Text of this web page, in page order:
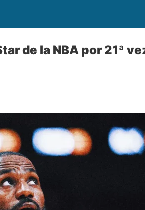
de la NBA por 21ª